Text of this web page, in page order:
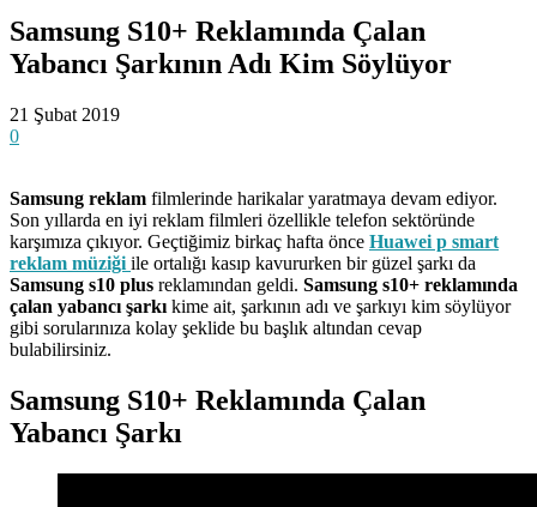
Samsung S10+ Reklamında Çalan
Yabancı Şarkının Adı Kim Söylüyor
21 Şubat 2019
0
Samsung reklam filmlerinde harikalar yaratmaya devam ediyor.
Son yıllarda en iyi reklam filmleri özellikle telefon sektöründe
karşımıza çıkıyor. Geçtiğimiz birkaç hafta önce Huawei p smart
reklam müziği ile ortalığı kasıp kavururken bir güzel şarkı da
Samsung s10 plus reklamından geldi. Samsung s10+ reklamında
çalan yabancı şarkı kime ait, şarkının adı ve şarkıyı kim söylüyor
gibi sorularınıza kolay şeklide bu başlık altından cevap
bulabilirsiniz.
Samsung S10+ Reklamında Çalan
Yabancı Şarkı